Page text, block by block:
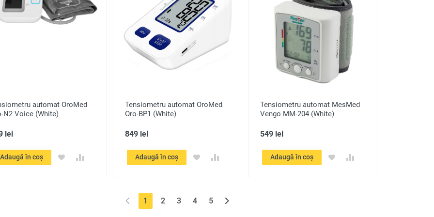
automat OroMed
N2 Voice (White)
lei
Adaugă în coș
Tensiometru automat OroMed
Oro-BP1 (White)
849 lei
Adaugă în coș
Tensiometru automat MesMed
Vengo MM-204 (White)
549 lei
Adaugă în coș
1 (current)
2 3 4 5